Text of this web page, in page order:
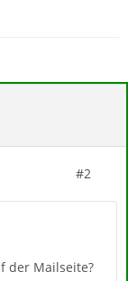
#2
der Mailseite?